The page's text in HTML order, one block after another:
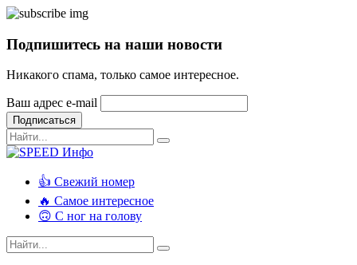
Подпишитесь на наши новости
Никакого спама, только самое интересное.
Ваш адрес e-mail
Подписаться
👍 Свежий номер
🔥 Самое интересное
🙃 С ног на голову